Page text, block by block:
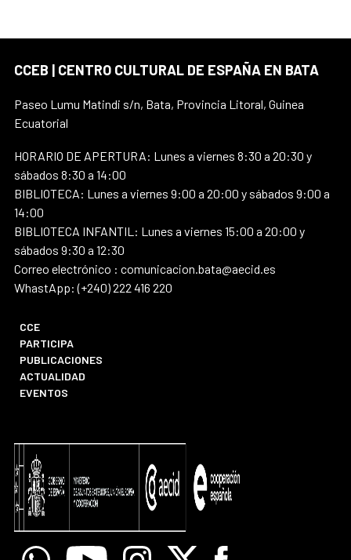
CCEB | CENTRO CULTURAL DE ESPAÑA EN BATA
Paseo Lumu Matindi s/n, Bata, Provincia Litoral, Guinea
Ecuatorial
HORARIO DE APERTURA: Lunes a viernes 8:30 a 20:30 y
sábados 8:30 a 14:00
BIBLIOTECA: Lunes a viernes 9:00 a 20:00 y sábados 9:00 a
14:00
BIBLIOTECA INFANTIL: Lunes a viernes 15:00 a 20:00 y
sábados 9:30 a 12:30
Correo electrónico : comunicacion.bata@aecid.es
WhastApp: (+240) 222 416 220
CCE
PARTICIPA
PUBLICACIONES
ACTUALIDAD
EVENTOS
WhatsappYoutube Instagram
X Facebook